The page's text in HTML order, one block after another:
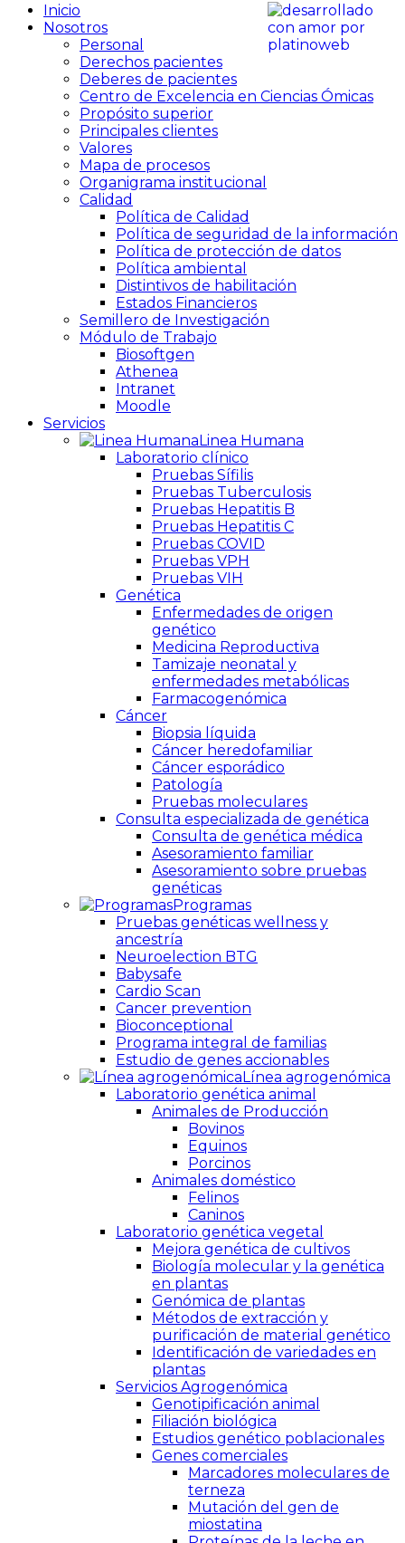
Inicio
Nosotros
Personal
Derechos pacientes
Deberes de pacientes
Centro de Excelencia en Ciencias Ómicas
Propósito superior
Principales clientes
Valores
Mapa de procesos
Organigrama institucional
Calidad
Política de Calidad
Política de seguridad de la información
Política de protección de datos
Política ambiental
Distintivos de habilitación
Estados Financieros
Semillero de Investigación
Módulo de Trabajo
Biosoftgen
Athenea
Intranet
Moodle
Servicios
Linea Humana
Laboratorio clínico
Pruebas Sífilis
Pruebas Tuberculosis
Pruebas Hepatitis B
Pruebas Hepatitis C
Pruebas COVID
Pruebas VPH
Pruebas VIH
Genética
Enfermedades de origen
genético
Medicina Reproductiva
Tamizaje neonatal y
enfermedades metabólicas
Farmacogenómica
Cáncer
Biopsia líquida
Cáncer heredofamiliar
Cáncer esporádico
Patología
Pruebas moleculares
Consulta especializada de genética
Consulta de genética médica
Asesoramiento familiar
Asesoramiento sobre pruebas
genéticas
Programas
Pruebas genéticas wellness y
ancestría
Neuroelection BTG
Babysafe
Cardio Scan
Cancer prevention
Bioconceptional
Programa integral de familias
Estudio de genes accionables
Línea agrogenómica
Laboratorio genética animal
Animales de Producción
Bovinos
Equinos
Porcinos
Animales doméstico
Felinos
Caninos
Laboratorio genética vegetal
Mejora genética de cultivos
Biología molecular y la genética
en plantas
Genómica de plantas
Métodos de extracción y
purificación de material genético
Identificación de variedades en
plantas
Servicios Agrogenómica
Genotipificación animal
Filiación biológica
Estudios genético poblacionales
Genes comerciales
Marcadores moleculares de
terneza
Mutación del gen de
miostatina